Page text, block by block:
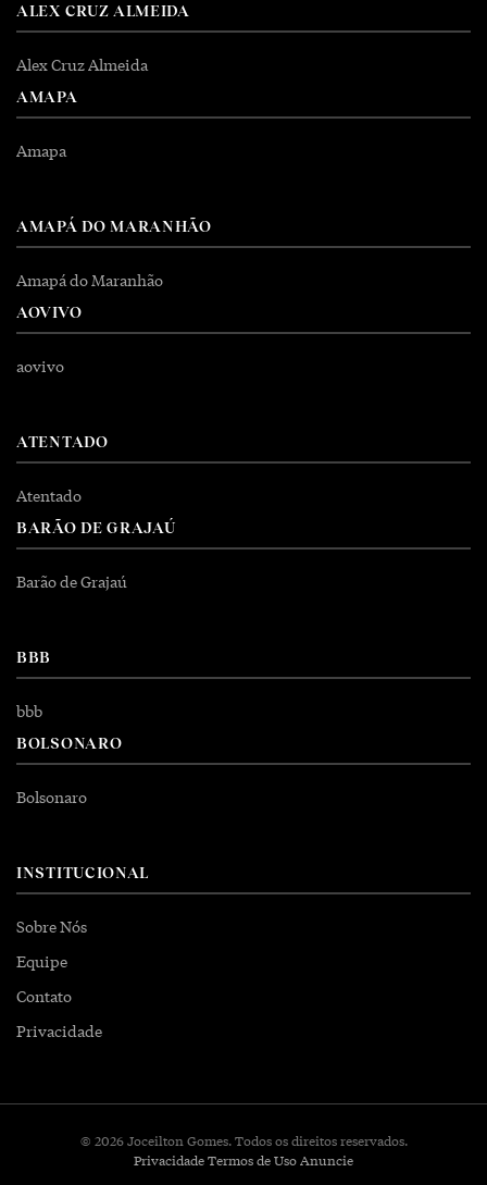
ALEX CRUZ ALMEIDA
Alex Cruz Almeida
AMAPA
Amapa
AMAPÁ DO MARANHÃO
Amapá do Maranhão
AOVIVO
aovivo
ATENTADO
Atentado
BARÃO DE GRAJAÚ
Barão de Grajaú
BBB
bbb
BOLSONARO
Bolsonaro
INSTITUCIONAL
Sobre Nós
Equipe
Contato
Privacidade
© 2026 Joceilton Gomes. Todos os direitos reservados.
PrivacidadeTermos de UsoAnuncie